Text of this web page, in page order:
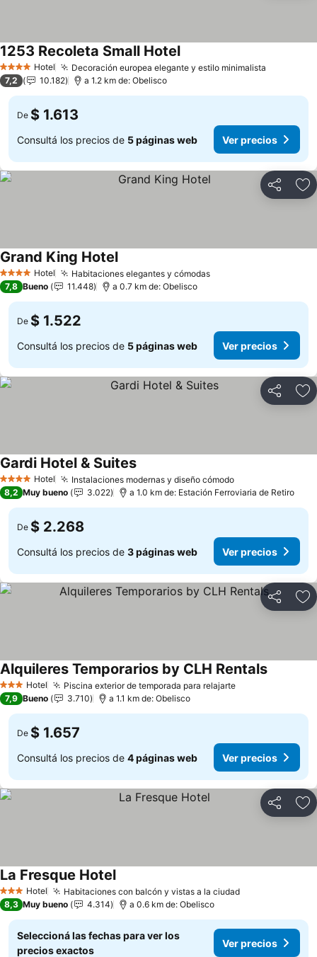
4 EstrellasHotel Decoración europea elegante y estilo minimalista
1253 Recoleta Small Hotel
7,2 10.182 a 1.2 km de: Obelisco
De $ 1.613
Consultá los precios de 5 páginas web Ver precios
Compartir
4 EstrellasHotel Habitaciones elegantes y cómodas
Grand King Hotel
7,8 Bueno 11.448 a 0.7 km de: Obelisco
De $ 1.522
Consultá los precios de 5 páginas web Ver precios
Compartir
4 EstrellasHotel Instalaciones modernas y diseño cómodo
Gardi Hotel & Suites
8,2 Muy bueno 3.022 a 1.0 km de: Estación Ferroviaria de Retiro
De $ 2.268
Consultá los precios de 3 páginas web Ver precios
Compartir
3 Estrellas
Hotel Piscina exterior de temporada para relajarte
Alquileres Temporarios by CLH Rentals
7,9 Bueno 3.710 a 1.1 km de: Obelisco
De $ 1.657
Consultá los precios de 4 páginas web Ver precios
Compartir
3 Estrellas
Hotel Habitaciones con balcón y vistas a la ciudad
La Fresque Hotel
8,3 Muy bueno 4.314 a 0.6 km de: Obelisco
Seleccioná las fechas para ver los
precios exactos
Ver precios